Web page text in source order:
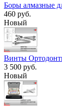
Боры алмазные
460 руб.
Новый
Винты
3 500 руб.
Новый